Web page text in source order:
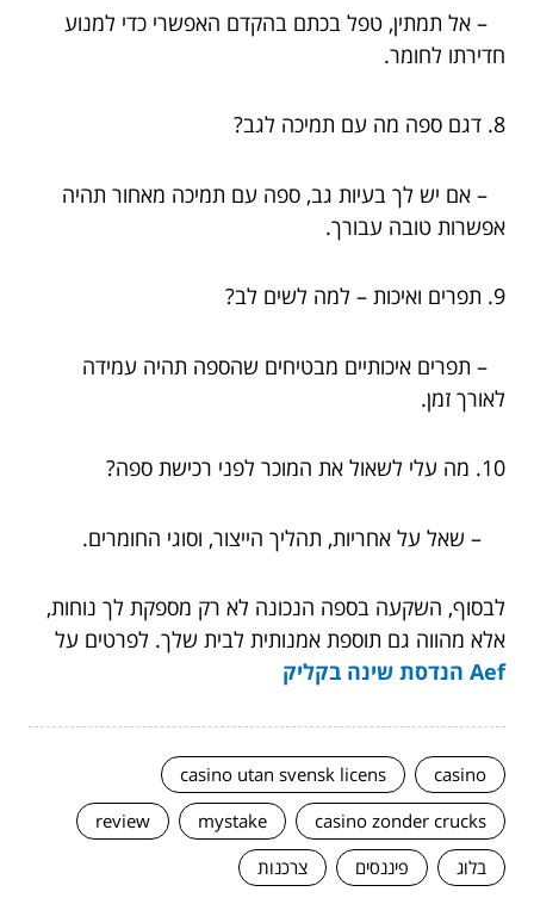
– אל תמתין, טפל בכתם בהקדם האפשרי כדי למנוע
חדירתו לחומר.
8. דגם ספה מה עם תמיכה לגב?
– אם יש לך בעיות גב, ספה עם תמיכה מאחור תהיה
אפשרות טובה עבורך.
9. תפרים ואיכות – למה לשים לב?
– תפרים איכותיים מבטיחים שהספה תהיה עמידה
לאורך זמן.
10. מה עלי לשאול את המוכר לפני רכישת ספה?
– שאל על אחריות, תהליך הייצור, וסוגי החומרים.
לבסוף, השקעה בספה הנכונה לא רק מספקת לך נוחות,
אלא מהווה גם תוספת אמנותית לבית שלך. לפרטים על
Aef הנדסת שינה בקליק
casino
casino utan svensk licens
casino zonder crucks
mystake
review
בלוג
פיננסים צרכנות